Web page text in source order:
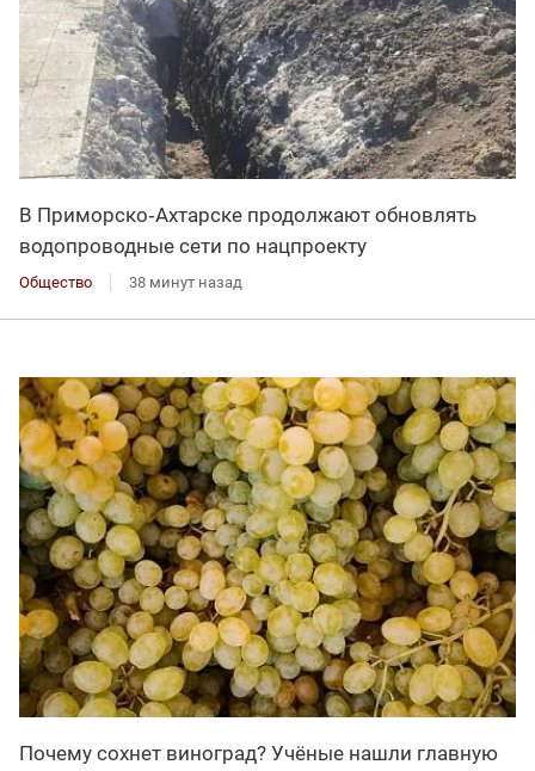
В Приморско‑Ахтарске продолжают обновлять
водопроводные сети по нацпроекту
Общество 38 минут назад
Почему сохнет виноград? Учёные нашли главную